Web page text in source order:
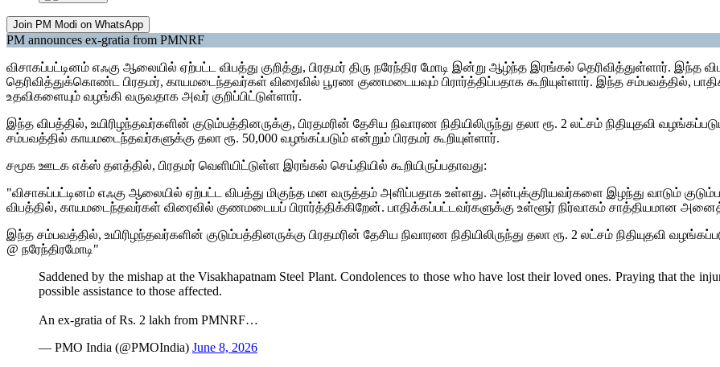
Join PM Modi on WhatsApp
PM announces ex-gratia from PMNRF
விசாகப்பட்டினம் எஃகு ஆலையில் ஏற்பட்ட விபத்து குறித்து, பிரதமர் திரு நரேந்திர மோடி இன்று ஆழ்ந்த இரங்கல் தெரிவித்துள்ளார்.
தெரிவித்துக்கொண்ட பிரதமர், காயமடைந்தவர்கள் விரைவில் பூரண குணமடையவும் பிரார்த்திப்பதாக கூறியுள்ளார். இந்த சம்பவத்தில்,
உதவிகளையும் வழங்கி வருவதாக அவர் குறிப்பிட்டுள்ளார்.
இந்த விபத்தில், உயிரிழந்தவர்களின் குடும்பத்தினருக்கு, பிரதமரின் தேசிய நிவாரண நிதியிலிருந்து தலா ரூ. 2 லட்சம் நிதியுதவி
சம்பவத்தில் காயமடைந்தவர்களுக்கு தலா ரூ. 50,000 வழங்கப்படும் என்றும் பிரதமர் கூறியுள்ளார்.
சமூக ஊடக எக்ஸ் தளத்தில், பிரதமர் வெளியிட்டுள்ள இரங்கல் செய்தியில் கூறியிருப்பதாவது:
"விசாகப்பட்டினம் எஃகு ஆலையில் ஏற்பட்ட விபத்து மிகுந்த மன வருத்தம் அளிப்பதாக உள்ளது. அன்புக்குரியவர்களை இழந்து வாடும்
விபத்தில், காயமடைந்தவர்கள் விரைவில் குணமடையப் பிரார்த்திக்கிறேன். பாதிக்கப்பட்டவர்களுக்கு உள்ளூர் நிர்வாகம் சாத்தியமான
இந்த சம்பவத்தில், உயிரிழந்தவர்களின் குடும்பத்தினருக்கு பிரதமரின் தேசிய நிவாரண நிதியிலிருந்து தலா ரூ. 2 லட்சம் நிதியுதவி
@ நரேந்திரமோடி"
Saddened by the mishap at the Visakhapatnam Steel Plant. Condolences to those who have lost their loved ones. Praying that the
possible assistance to those affected.
An ex-gratia of Rs. 2 lakh from PMNRF…
— PMO India (@PMOIndia) June 8, 2026